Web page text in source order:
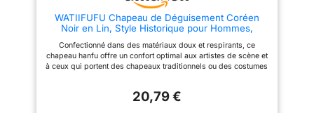
WATIIFUFU Chapeau de Déguisement Coréen
Noir en Lin, Style Historique pour Hommes,
et Festivals Traditionnels
Confectionné dans des matériaux doux et respirants, ce
chapeau hanfu offre un confort optimal aux artistes de scène et
à ceux qui portent des chapeaux traditionnels ou des costumes
chorégraphies élaborées, la rendant idéale comme coiffe de
20,79 €